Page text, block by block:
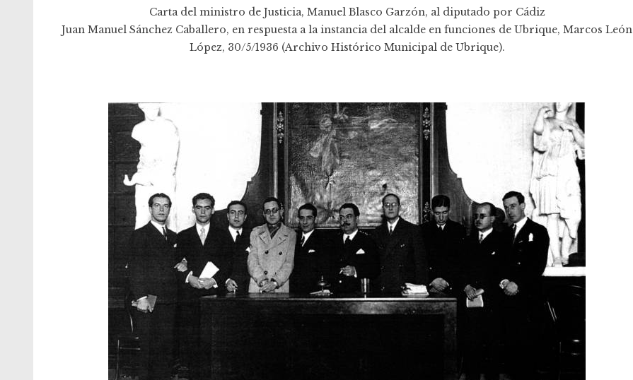
Carta del ministro de Justicia, Manuel Blasco Garzón, al diputado por Cádiz
Juan Manuel Sánchez Caballero, en respuesta a la instancia del alcalde en funciones de Ubrique, Marcos León
López, 30/5/1936 (Archivo Histórico Municipal de Ubrique).